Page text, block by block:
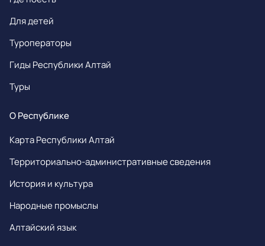
Для детей
Туроператоры
Гиды Республики Алтай
Туры
О Республике
Карта Республики Алтай
Территориально-административные сведения
История и культура
Народные промыслы
Алтайский язык